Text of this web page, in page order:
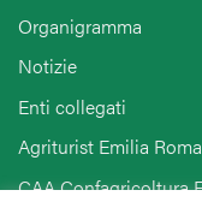
Organigramma
Notizie
Enti collegati
Agriturist Emilia
CAA Confagricoltura